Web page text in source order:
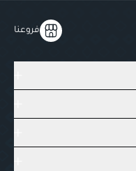
فروعنا